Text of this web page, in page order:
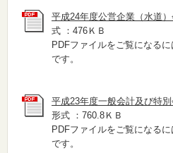
平成24年度公営企業（水道
式 ：476ＫＢ
PDFファイルをご覧になるに
です。
平成23年度一般会計及び特
形式 ：760.8ＫＢ
PDFファイルをご覧になるに
です。